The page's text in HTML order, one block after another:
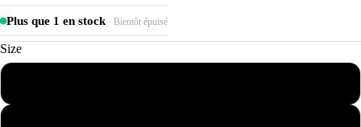
Plus que 1 en stock· Bientôt épuisé
Size